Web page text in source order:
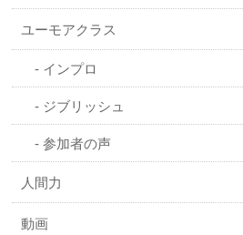
ユーモアクラス
インプロ
ジブリッシュ
参加者の声
人間力
動画